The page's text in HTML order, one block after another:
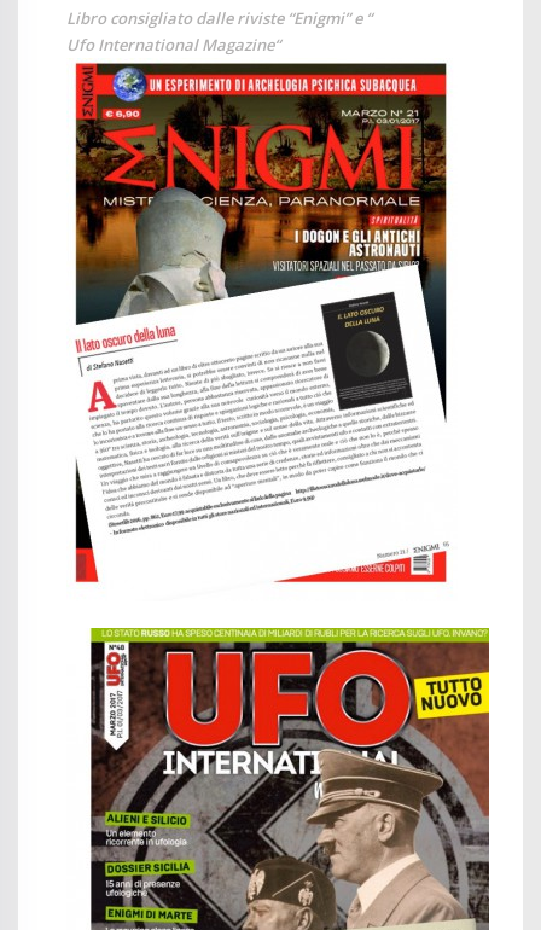
Libro consigliato dalle riviste “Enigmi”e “
Ufo International Magazine“